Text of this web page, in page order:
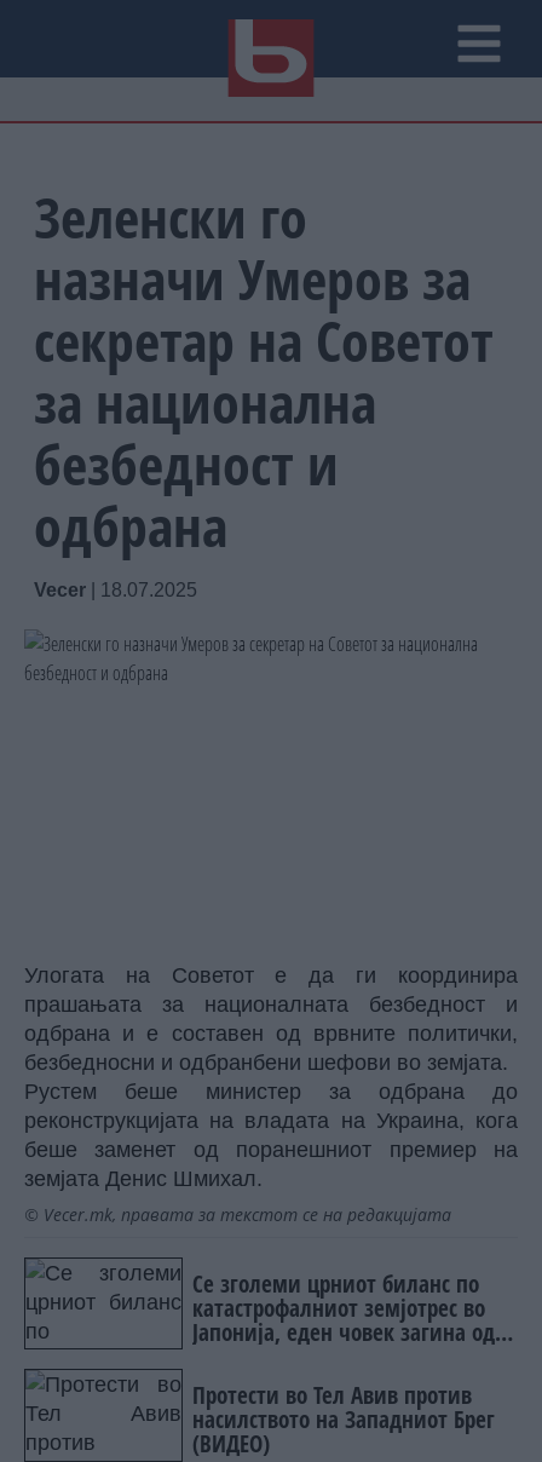
Зеленски го
назначи Умеров за
секретар на Советот
за национална
безбедност и
одбрана
Vecer 18.07.2025
Улогата на Советот е да ги координира
прашањата за националната безбедност и
одбрана и е составен од врвните политички,
безбедносни и одбранбени шефови во земјата.
Рустем беше министер за одбрана до
реконструкцијата на владата на Украина, кога
беше заменет од поранешниот премиер на
земјата Денис Шмихал.
© Vecer.mk, правата за текстот се на редакцијата
Се зголеми црниот биланс по
катастрофалниот земјотрес во
Јапонија, еден човек загина од
Протести во Тел Авив против
насилството на Западниот Брег
(ВИДЕО)